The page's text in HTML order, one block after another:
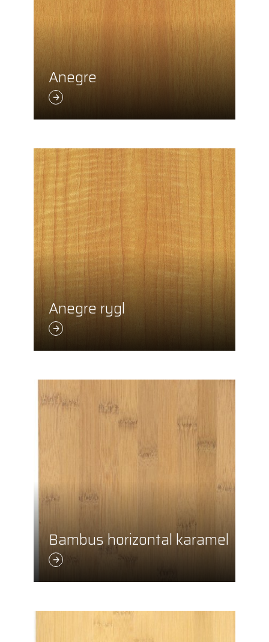
Anegre
Anegre rygl
Bambus horizontal karamel